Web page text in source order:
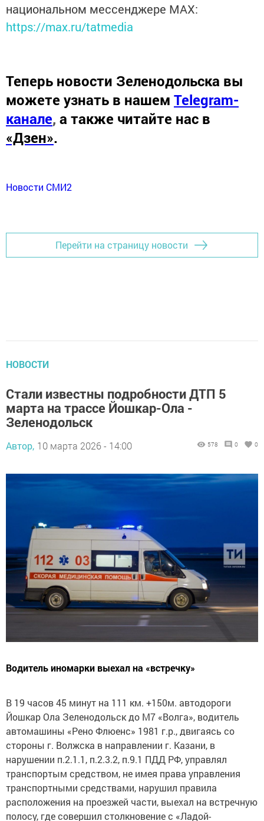
национальном мессенджере MАХ:
https://max.ru/tatmedia
Теперь новости Зеленодольска вы
можете узнать в нашем Telegram-
канале, а также читайте нас в
«Дзен».
Новости СМИ2
Перейти на страницу новости
НОВОСТИ
Стали известны подробности ДТП 5
марта на трассе Йошкар-Ола -
Зеленодольск
Автор, 10 марта 2026 - 14:00 578 0 0
Водитель иномарки выехал на «встречку»
В 19 часов 45 минут на 111 км. +150м. автодороги
Йошкар Ола Зеленодольск до М7 «Волга», водитель
автомашины «Рено Флюенс» 1981 г.р., двигаясь со
стороны г. Волжска в направлении г. Казани, в
нарушении п.2.1.1, п.2.3.2, п.9.1 ПДД РФ, управлял
транспортым средством, не имея права управления
транспортными средствами, нарушил правила
расположения на проезжей части, выехал на встречную
полосу, где совершил столкновение с «Ладой-